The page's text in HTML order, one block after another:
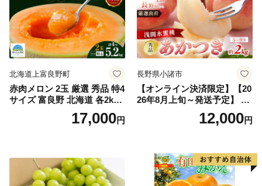
北海道上富良野町
赤肉メロン 2玉 厳選 秀品 特4
サイズ 富良野 北海道 各2kg
～2.6kg 2玉 セット ファーム
富良野 メロン めろん 果物 く
17,000円
長野県小諸市
【オンライン決済限定】【20
26年8月上旬～発送予定】 先
行予約 「浅間水蜜桃プレミ
アム」 もも あかつき 秀品 約
果肉 長野県産 小諸市
12,000円